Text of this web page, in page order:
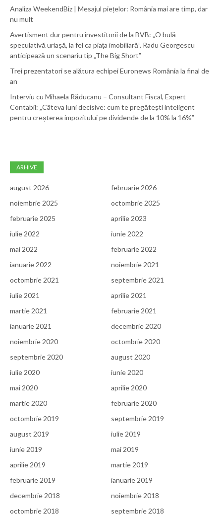
Analiza WeekendBiz | Mesajul piețelor: România mai are timp, dar
nu mult
Avertisment dur pentru investitorii de la BVB: „O bulă
speculativă uriașă, la fel ca piața imobiliară”. Radu Georgescu
anticipează un scenariu tip „The Big Short”
Trei prezentatori se alătura echipei Euronews România la final de
an
Interviu cu Mihaela Răducanu – Consultant Fiscal, Expert
Contabil: „Câteva luni decisive: cum te pregătești inteligent
pentru creșterea impozitului pe dividende de la 10% la 16%”
ARHIVE
august 2026
februarie 2026
noiembrie 2025
octombrie 2025
februarie 2025
aprilie 2023
iulie 2022
iunie 2022
mai 2022
februarie 2022
ianuarie 2022
noiembrie 2021
octombrie 2021
septembrie 2021
iulie 2021
aprilie 2021
martie 2021
februarie 2021
ianuarie 2021
decembrie 2020
noiembrie 2020
octombrie 2020
septembrie 2020
august 2020
iulie 2020
iunie 2020
mai 2020
aprilie 2020
martie 2020
februarie 2020
octombrie 2019
septembrie 2019
august 2019
iulie 2019
iunie 2019
mai 2019
aprilie 2019
martie 2019
februarie 2019
ianuarie 2019
decembrie 2018
noiembrie 2018
octombrie 2018
septembrie 2018